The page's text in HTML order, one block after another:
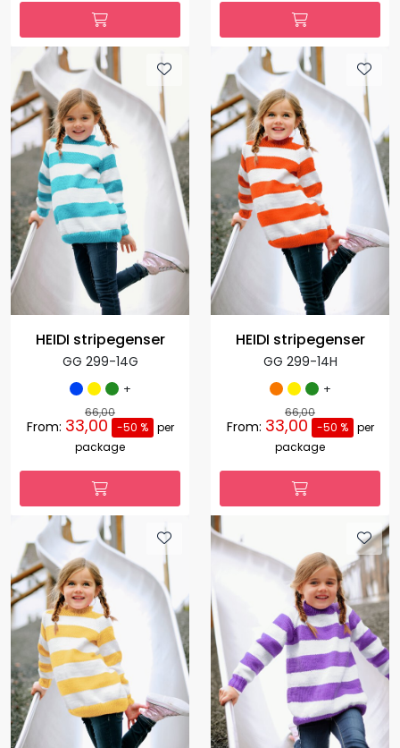
HEIDI stripegenser
GG 299-14G
+
66,00
From: 33,00 -50 %
per
package
HEIDI stripegenser
GG 299-14H
+
66,00
From: 33,00 -50 %
per
package